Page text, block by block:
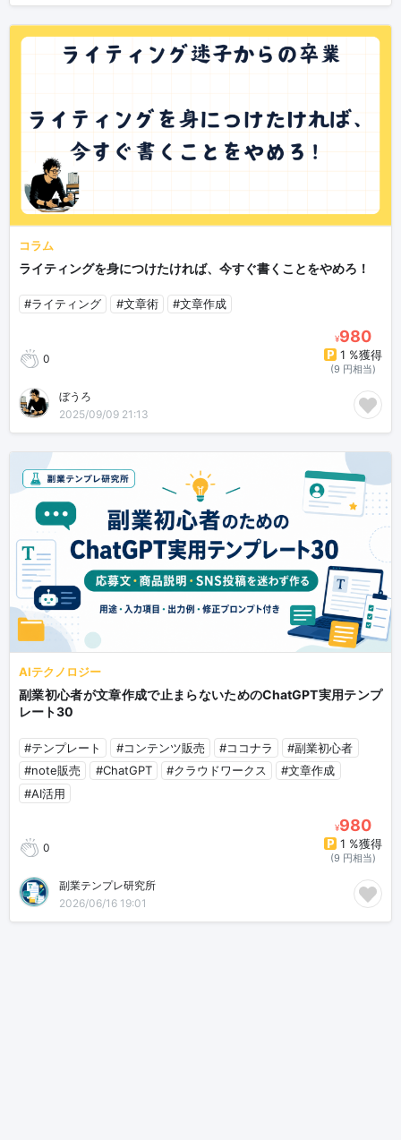
コラム
ライティングを身につけたければ、今すぐ書くことをやめろ！
#ライティング #文章術 #文章作成
0
¥980
1 %獲得
(9 円相当)
ぼうろ
2025/09/09 21:13
AIテクノロジー
副業初心者が文章作成で止まらないためのChatGPT実用テンプ
レート30
#テンプレート #コンテンツ販売 #ココナラ
#副業初心者
#note販売
#ChatGPT #クラウドワークス
#文章作成
#AI活用
0
¥980
1 %獲得
(9 円相当)
副業テンプレ研究所
2026/06/16 19:01